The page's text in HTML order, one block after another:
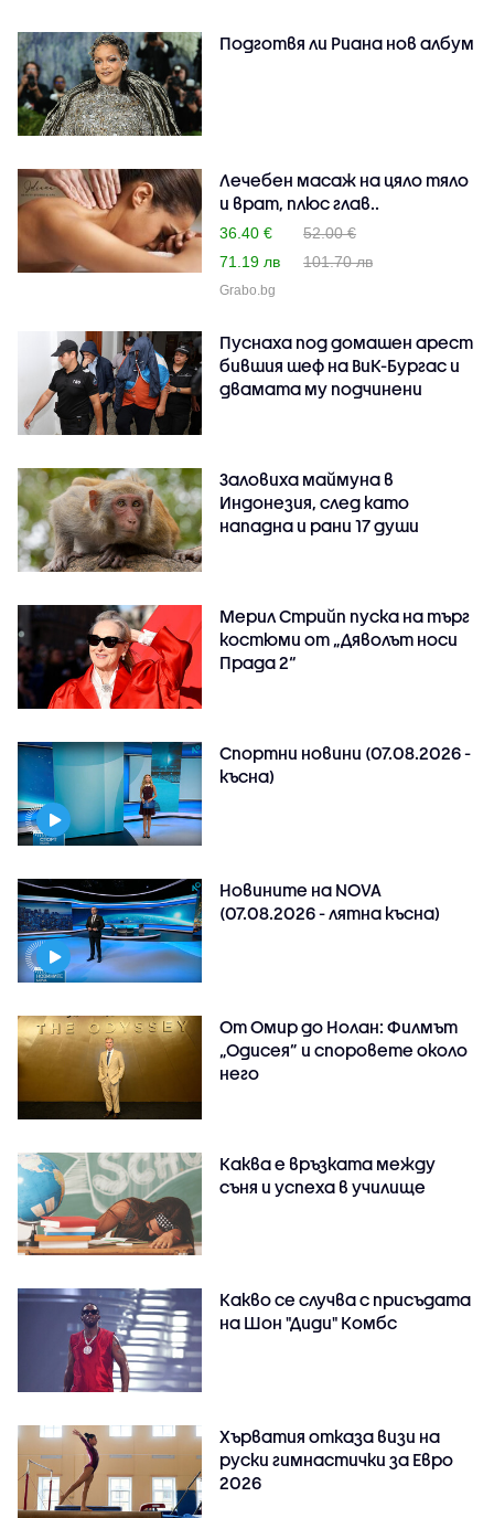
Подготвя ли Риана нов албум
Лечебен масаж на цяло тяло
и врат, плюс глав..
36.40 €
52.00 €
71.19 лв
101.70 лв
Grabo.bg
Пуснаха под домашен арест
бившия шеф на ВиК-Бургас и
двамата му подчинени
Заловиха маймуна в
Индонезия, след като
нападна и рани 17 души
Мерил Стрийп пуска на търг
костюми от „Дяволът носи
Прада 2“
Спортни новини (07.08.2026 -
късна)
Новините на NOVA
(07.08.2026 - лятна късна)
От Омир до Нолан: Филмът
„Одисея” и споровете около
него
Каква е връзката между
съня и успеха в училище
Какво се случва с присъдата
на Шон "Диди" Комбс
Хърватия отказа визи на
руски гимнастички за Евро
2026